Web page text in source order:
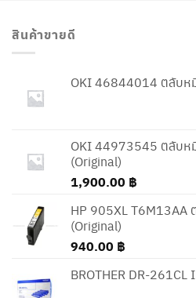
สินค้าขายดี
OKI 46844014 ตลับห
OKI 44973545 ตลับห
(Original)
1,900.00 ฿
HP 905XL T6M13AA
(Original)
940.00 ฿
BROTHER DR-261CL